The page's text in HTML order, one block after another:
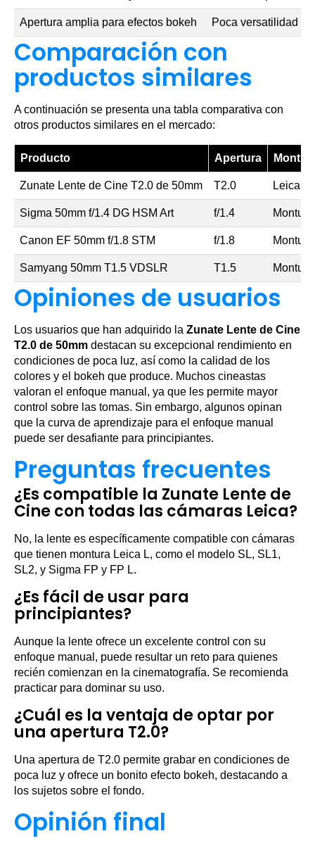
Apertura amplia para efectos bokeh Poca versatilidad
Comparación con
productos similares
A continuación se presenta una tabla comparativa con
otros productos similares en el mercado:
Producto Apertura
Zunate Lente de Cine T2.0 de 50mm T2.0 Leica L
Sigma 50mm f/1.4 DG HSM Art f/1.4
Canon EF 50mm f/1.8 STM f/1.8
Samyang 50mm T1.5 VDSLR T1.5
Opiniones de usuarios
Los usuarios que han adquirido la Zunate Lente de Cine
T2.0 de 50mm destacan su excepcional rendimiento en
condiciones de poca luz, así como la calidad de los
colores y el bokeh que produce. Muchos cineastas
valoran el enfoque manual, ya que les permite mayor
control sobre las tomas. Sin embargo, algunos opinan
que la curva de aprendizaje para el enfoque manual
puede ser desafiante para principiantes.
Preguntas frecuentes
¿Es compatible la Zunate Lente de
Cine con todas las cámaras Leica?
No, la lente es específicamente compatible con cámaras
que tienen montura Leica L, como el modelo SL, SL1,
SL2, y Sigma FP y FP L.
¿Es fácil de usar para
principiantes?
Aunque la lente ofrece un excelente control con su
enfoque manual, puede resultar un reto para quienes
recién comienzan en la cinematografía. Se recomienda
practicar para dominar su uso.
¿Cuál es la ventaja de optar por
una apertura T2.0?
Una apertura de T2.0 permite grabar en condiciones de
poca luz y ofrece un bonito efecto bokeh, destacando a
los sujetos sobre el fondo.
Opinión final